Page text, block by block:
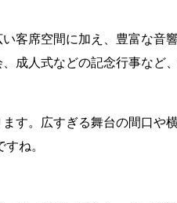
客席空間に加え、豊富な音
成人式などの記念行事など
す。広すぎる舞台の間口や
ね。